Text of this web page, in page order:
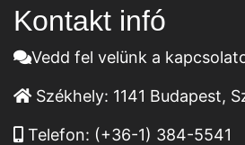
Kontakt infó
Vedd fel velünk a
Székhely: 1141 Budapest,
Telefon: (+36-1) 384-5541